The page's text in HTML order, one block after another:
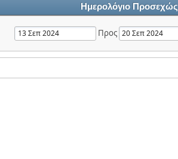
Ημερολόγιο Προσεχώς
Προς